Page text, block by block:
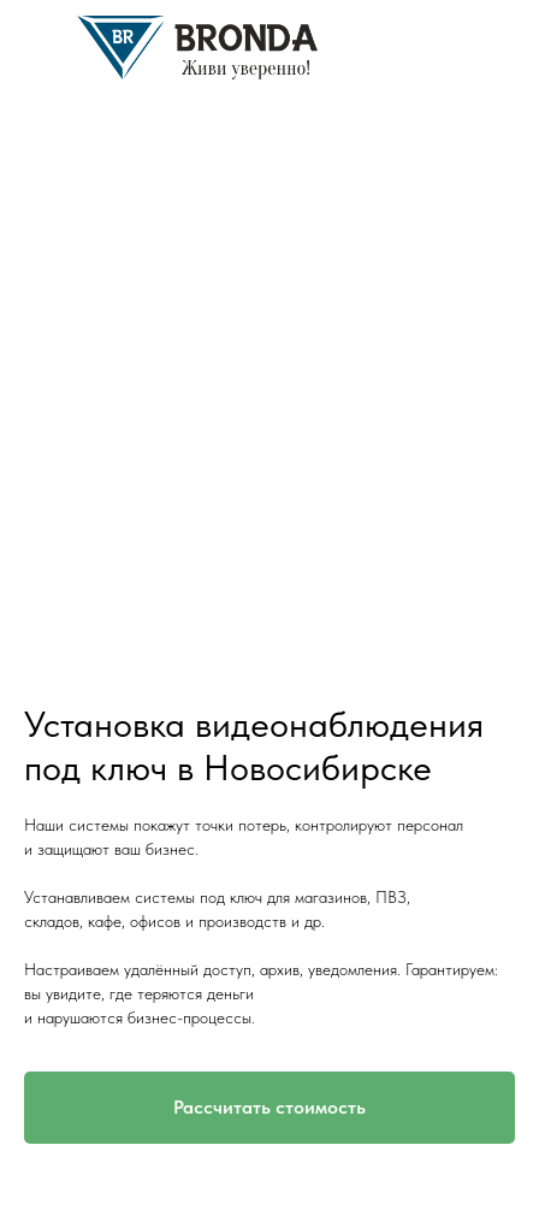
Установка видеонаблюдения
под ключ в Новосибирске
Наши системы покажут точки потерь, контролируют персонал
и защищают ваш бизнес.
Устанавливаем системы под ключ для магазинов, ПВЗ,
складов, кафе, офисов и производств и др.
Настраиваем удалённый доступ, архив, уведомления. Гарантируем:
вы увидите, где теряются деньги
и нарушаются бизнес-процессы.
Рассчитать стоимость